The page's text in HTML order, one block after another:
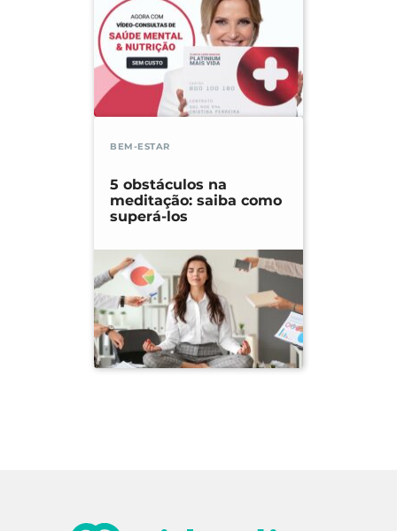
BEM-ESTAR
5 obstáculos na
meditação: saiba como
superá-los